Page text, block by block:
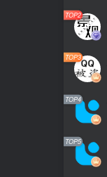
TOP2
TOP3
TOP4
TOP5